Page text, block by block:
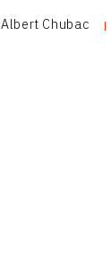
Albert Chubac